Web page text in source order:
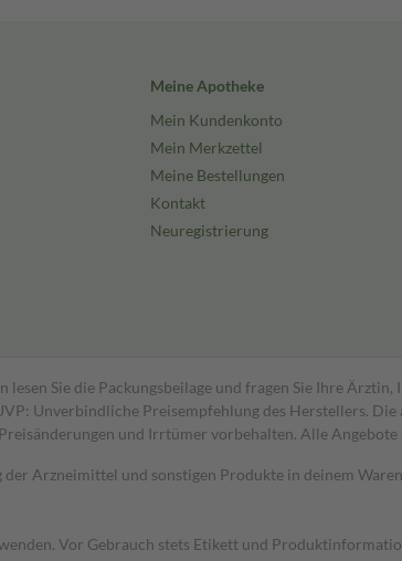
Meine Apotheke
Mein Kundenkonto
Mein Merkzettel
Meine Bestellungen
Kontakt
Neuregistrierung
lesen Sie die Packungsbeilage und fragen Sie Ihre
Unverbindliche Preisempfehlung des Herstellers. Die
und Irrtümer vorbehalten. Alle
der Arzneimittel und sonstigen Produkte in deinem
Vor Gebrauch stets Etikett und